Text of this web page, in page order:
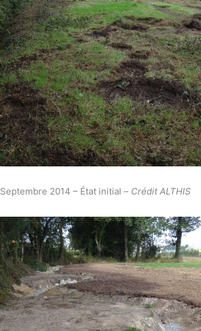
Septembre 2014 – État initial – Crédit ALTHIS